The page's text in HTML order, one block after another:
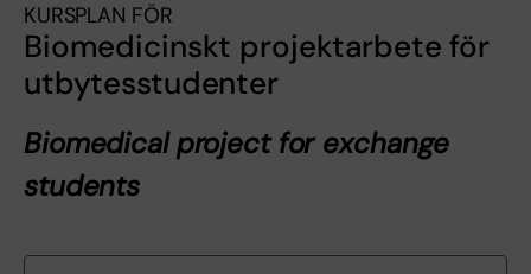
KURSPLAN FÖR
Biomedicinskt projektarbete för
utbytesstudenter
Biomedical project for exchange
students